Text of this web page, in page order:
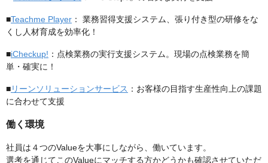
■Teachme Player ： 業務習得支援システム、張り付き型の研修をな
くし人材育成を効率化！
■iCheckup! ：点検業務の実行支援システム。現場の点検業務を簡
単・確実に！
■リーンソリューションサービス ：お客様の目指す生産性向上の課題
に合わせて支援
働く環境
社員は４つのValueを大事にしながら、働いています。
選考を通じてこのValueにマッチする方かどうかも確認させていただ